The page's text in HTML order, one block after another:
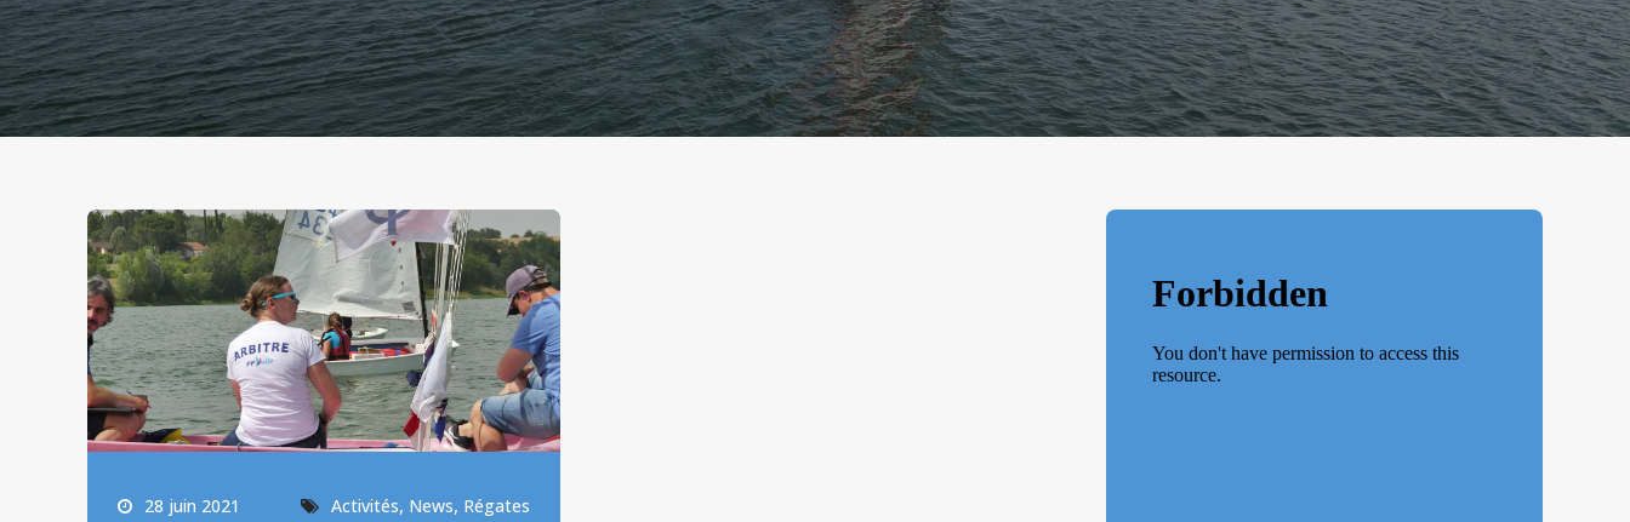
28 juin 2021 Activités, News, Régates